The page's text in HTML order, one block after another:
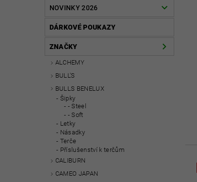
NOVINKY 2026
DÁRKOVÉ POUKAZY
ZNAČKY
ALCHEMY
BULL'S
BULLS BENELUX
Šipky
- Steel
- Soft
Letky
Násadky
Terče
Příslušenství k terčům
CALIBURN
CAMEO JAPAN